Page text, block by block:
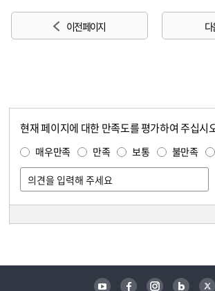
이전 페이지 다
현재 페이지에 대한 만족도를 평가하여 주십시
매우만족 만족 보통 불만족
유튜브 페이스북 인스타그램 블로그 트위터